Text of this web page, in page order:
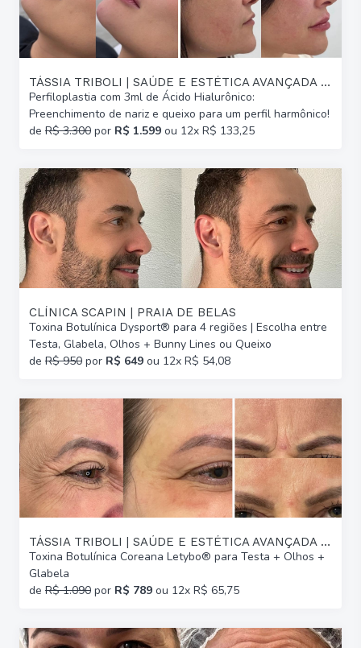
TÁSSIA TRIBOLI | SAÚDE E ESTÉTICA AVANÇADA | GLÓRIA
Perfiloplastia com 3ml de Ácido Hialurônico:
Preenchimento de nariz e queixo para um perfil harmônico!
de R$ 3.300 por R$ 1.599 ou 12x R$ 133,25
CLÍNICA SCAPIN | PRAIA DE BELAS
Toxina Botulínica Dysport® para 4 regiões | Escolha entre
Testa, Glabela, Olhos + Bunny Lines ou Queixo
de R$ 950 por R$ 649 ou 12x R$ 54,08
TÁSSIA TRIBOLI | SAÚDE E ESTÉTICA AVANÇADA | GLÓRIA
Toxina Botulínica Coreana Letybo® para Testa + Olhos +
Glabela
de R$ 1.090 por R$ 789 ou 12x R$ 65,75